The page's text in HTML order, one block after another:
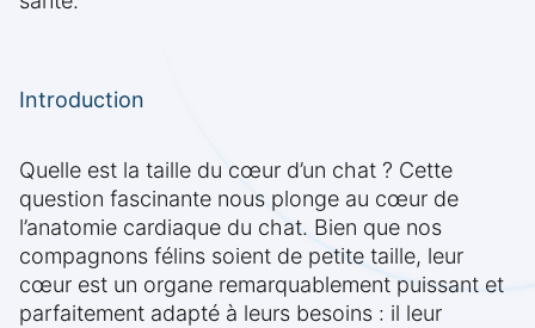
Introduction
Quelle est la taille du cœur d’un chat ? Cette
question fascinante nous plonge au cœur de
l’anatomie cardiaque du chat. Bien que nos
compagnons félins soient de petite taille, leur
cœur est un organe remarquablement puissant et
parfaitement adapté à leurs besoins : il leur